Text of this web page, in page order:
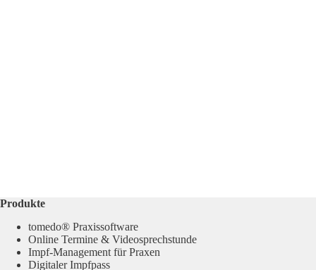
Produkte
tomedo® Praxissoftware
Online Termine & Videosprechstunde
Impf-Management für Praxen
Digitaler Impfpass